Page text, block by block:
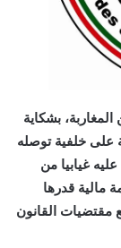
بشكاية
على خلفية توصله
عليه غيابيا من
مالية قدرها